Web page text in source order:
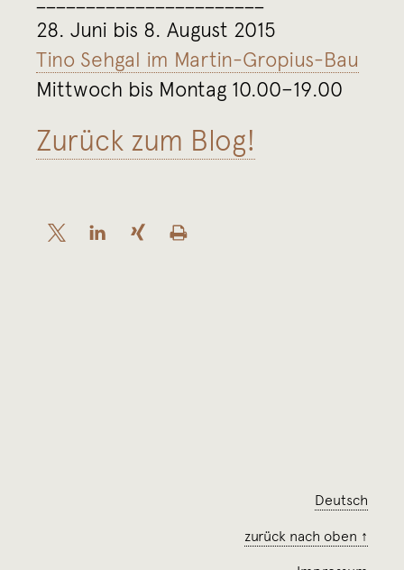
28. Juni bis 8. August 2015
Tino Sehgal im Martin-Gropius-Bau
Mittwoch bis Montag 10.00–19.00
Zurück zum Blog!
Deutsch
zurück nach oben ↑